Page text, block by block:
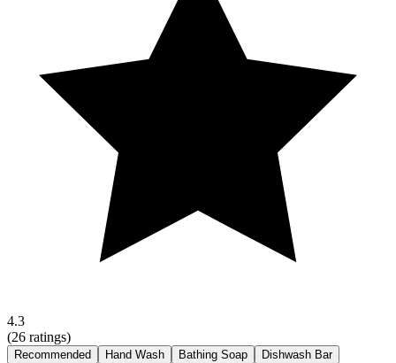
4.3
(26 ratings)
Recommended Hand Wash Bathing Soap
Dishwash Bar